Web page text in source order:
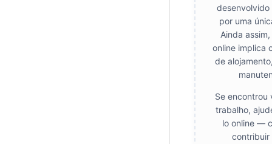
desenvolvido
por uma
Ainda
online implica
de
Se encontrou
trabalho,
lo online —
contribuir